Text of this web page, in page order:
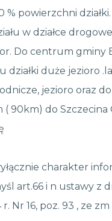
powierzchni działki.
w działce
Do centrum gminy
działki duże jezioro
jezioro oraz
90km) do Szczecina
charakter
art.66 i n ustawy z
Nr 16, poz. 93 , ze zm